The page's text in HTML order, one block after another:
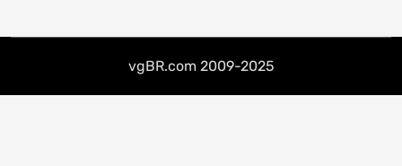
vgBR.com 2009-2025